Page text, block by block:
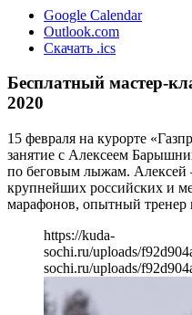
Google Calendar
Outlook.com
Скачать .ics
Бесплатный мастер-
2020
15 февраля на курорте
занятие с Алексеем
по беговым лыжам. Алексей
крупнейших российских и
марафонов, опытный тренер
https://kuda-
sochi.ru/uploads/
sochi.ru/uploads/